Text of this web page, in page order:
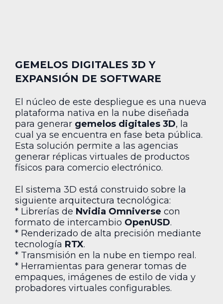
GEMELOS DIGITALES 3D Y
EXPANSIÓN DE SOFTWARE
El núcleo de este despliegue es una nueva
plataforma nativa en la nube diseñada
para generar gemelos digitales 3D, la
cual ya se encuentra en fase beta pública.
Esta solución permite a las agencias
generar réplicas virtuales de productos
físicos para comercio electrónico.
El sistema 3D está construido sobre la
siguiente arquitectura tecnológica:
* Librerías de Nvidia Omniverse con
formato de intercambio OpenUSD.
* Renderizado de alta precisión mediante
tecnología RTX.
* Transmisión en la nube en tiempo real.
* Herramientas para generar tomas de
empaques, imágenes de estilo de vida y
probadores virtuales configurables.